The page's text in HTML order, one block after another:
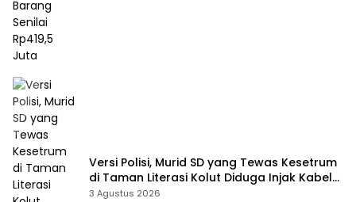
Versi Polisi, Murid SD yang Tewas Kesetrum
di Taman Literasi Kolut Diduga Injak Kabel
Beraliran Listrik
3 Agustus 2026